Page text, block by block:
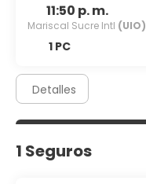
11:50 p. m.
Mariscal Sucre Intl (UIO)
1 PC
Detalles
1 Seguros